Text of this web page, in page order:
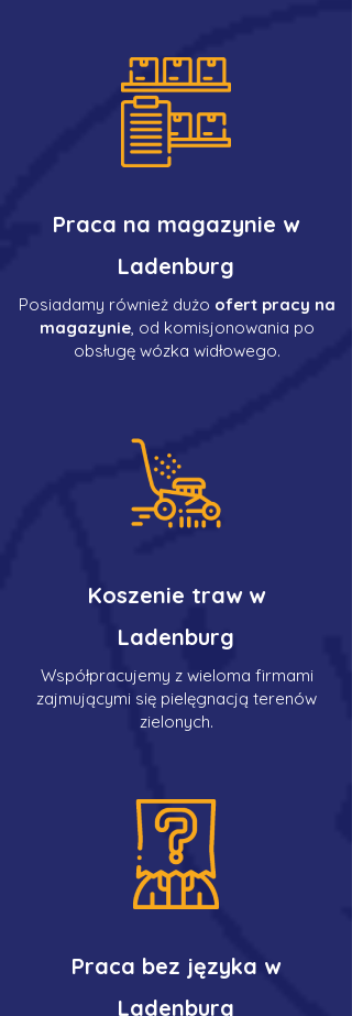
Praca na magazynie w
Ladenburg
Posiadamy również dużo ofert pracy na
magazynie, od komisjonowania po
obsługę wózka widłowego.
Koszenie traw w
Ladenburg
Współpracujemy z wieloma firmami
zajmującymi się pielęgnacją terenów
zielonych.
Praca bez języka w
Ladenburg